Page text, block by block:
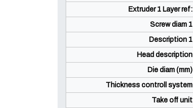
Extruder 1 Layer ref:
Screw diam 1
Description 1
Head description
Die diam (mm)
Thickness controll system
Take off unit